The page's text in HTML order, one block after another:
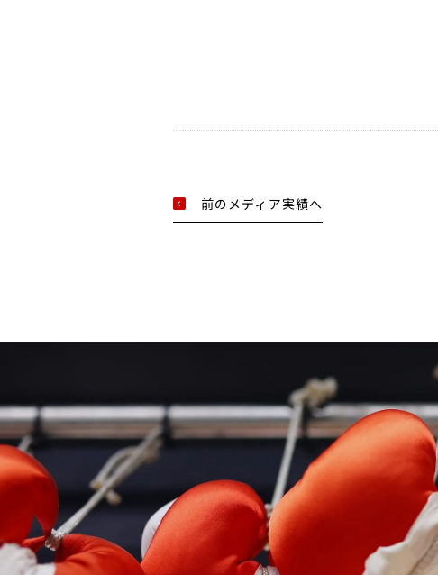
前のメディア実績へ